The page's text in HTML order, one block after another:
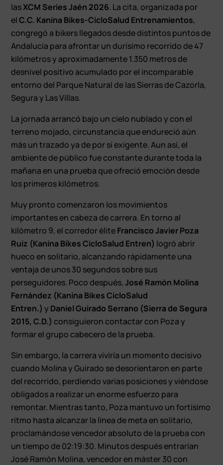
lasXCM Series Jaén 2026. La cita, organizada por
elC.C. Kanina Bikes-CicloSalud Entrenamientos,
congregó a bikers llegados desde distintos puntos de
Andalucía para afrontar un durísimo recorrido de 47
kilómetros y aproximadamente 1.350 metros de
desnivel positivo acumulado por el incomparable
entorno del Parque Natural de las Sierras de Cazorla,
Segura y Las Villas.
La jornada arrancó bajo un cielo nublado y con el
terreno mojado, circunstancia que endureció aún
más un trazado ya de por sí exigente. Aun así, el
ambiente de público fue constante durante toda la
mañana en una prueba que ofreció emoción desde
los primeros kilómetros.
Muy pronto comenzaron los movimientos
importantes en cabeza de carrera. En torno al
kilómetro 9, el corredor éliteFrancisco Javier Poza
Ruiz (Kanina Bikes CicloSalud Entren) logró abrir
hueco en solitario, alcanzando rápidamente una
ventaja de unos 30 segundos sobre sus
perseguidores. Poco después,José Ramón Molina
Fernández (Kanina Bikes CicloSalud
Entren.) y Daniel Guirado Serrano (Sierra de Segura
2015, C.D.) consiguieron contactar con Poza y
formar el grupo cabecero de la prueba.
Sin embargo, la carrera viviría un momento decisivo
cuando Molina y Guirado se desorientaron en parte
del recorrido, perdiendo varias posiciones y viéndose
obligados a realizar un enorme esfuerzo para
remontar. Mientras tanto, Poza mantuvo un fortísimo
ritmo hasta alcanzar la línea de meta en solitario,
proclamándose vencedor absoluto de la prueba con
un tiempo de 02:19:30. Minutos después entrarían
José Ramón Molina, vencedor en máster 30 con